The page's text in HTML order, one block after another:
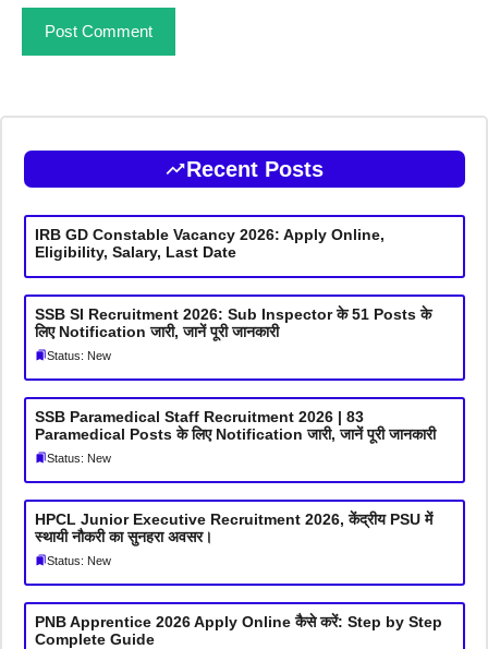
Recent Posts
IRB GD Constable Vacancy 2026: Apply Online,
Eligibility, Salary, Last Date
SSB SI Recruitment 2026: Sub Inspector के 51 Posts के
लिए Notification जारी, जानें पूरी जानकारी
Status: New
SSB Paramedical Staff Recruitment 2026 | 83
Paramedical Posts के लिए Notification जारी, जानें पूरी जानकारी
Status: New
HPCL Junior Executive Recruitment 2026, केंद्रीय PSU में
स्थायी नौकरी का सुनहरा अवसर।
Status: New
PNB Apprentice 2026 Apply Online कैसे करें: Step by Step
Complete Guide